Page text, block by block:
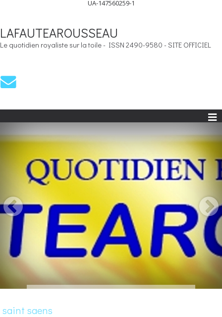
UA-147560259-1
LAFAUTEAROUSSEAU
Le quotidien royaliste sur la toile - ISSN 2490-9580 - SITE OFFICIEL
saint saens